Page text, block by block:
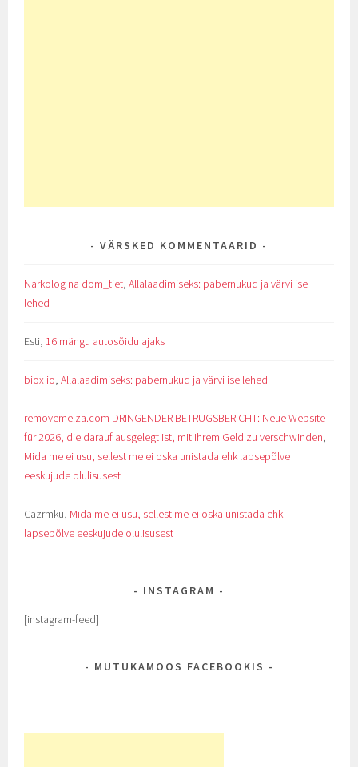
VÄRSKED KOMMENTAARID
Narkolog na dom_tiet,Allalaadimiseks: pabernukud ja värvi ise
lehed
Esti, 16 mängu autosõidu ajaks
biox io,Allalaadimiseks: pabernukud ja värvi ise lehed
removeme.za.com DRINGENDER BETRUGSBERICHT: Neue Website
für 2026, die darauf ausgelegt ist, mit Ihrem Geld zu verschwinden
Mida me ei usu, sellest me ei oska unistada ehk lapsepõlve
eeskujude olulisusest
Cazrmku Mida me ei usu, sellest me ei oska unistada ehk
lapsepõlve eeskujude olulisusest
INSTAGRAM
[instagram-feed]
MUTUKAMOOS FACEBOOKIS